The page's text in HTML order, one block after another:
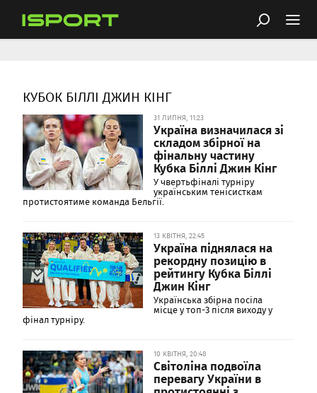
КУБОК БІЛЛІ ДЖИН КІНГ
31 ЛИПНЯ, 11:23
Україна визначилася зі
складом збірної на
фінальну частину
Кубка Біллі Джин Кінг
У чвертьфіналі турніру
українським тенісисткам
протистоятиме команда Бельгії.
13 КВІТНЯ, 22:45
Україна піднялася на
рекордну позицію в
рейтингу Кубка Біллі
Джин Кінг
Українська збірна посіла
місце у топ-3 після виходу у
фінал турніру.
10 КВІТНЯ, 20:48
Світоліна подвоїла
перевагу України в